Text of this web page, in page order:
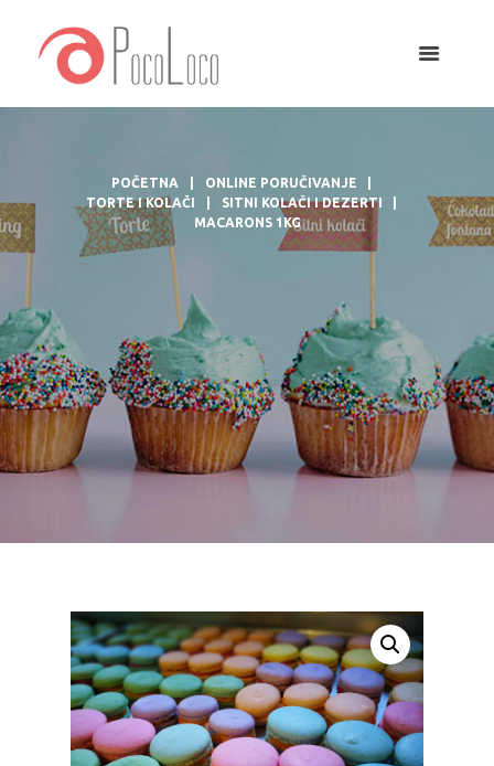
POČETNA
ONLINE PORUČIVANJE
TORTE I KOLAČI
SITNI KOLAČI I DEZERTI
MACARONS 1KG